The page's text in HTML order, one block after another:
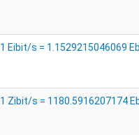
1 Eibit/s = 1.1529215046069
1 Zibit/s = 1180.5916207174